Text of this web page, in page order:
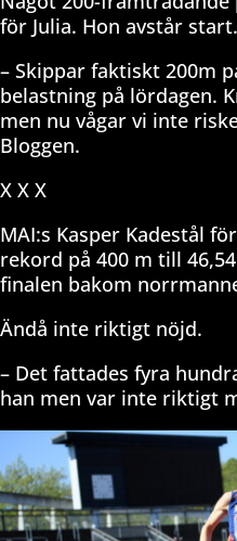
för Julia. Hon avstår start.
– Skippar faktiskt 200m
belastning på lördagen.
men nu vågar vi inte
Bloggen.
X X X
MAI:s Kasper Kadestål
rekord på 400 m till
finalen bakom
Ändå inte riktigt nöjd.
– Det fattades fyra
han men var inte riktigt